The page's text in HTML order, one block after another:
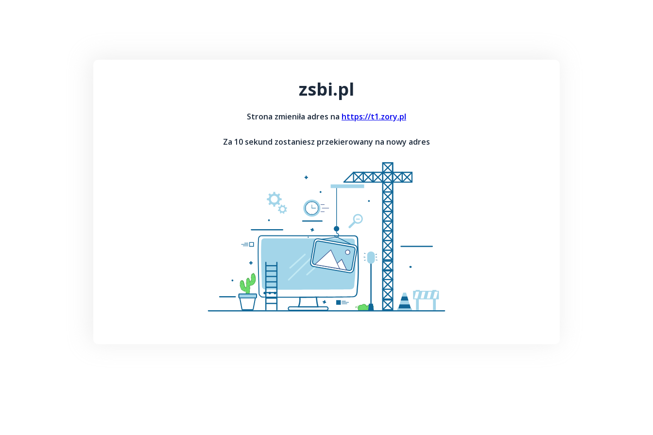
zsbi.pl
Strona zmieniła adres na https://t1.zory.pl
Za 10 sekund zostaniesz przekierowany na nowy adres